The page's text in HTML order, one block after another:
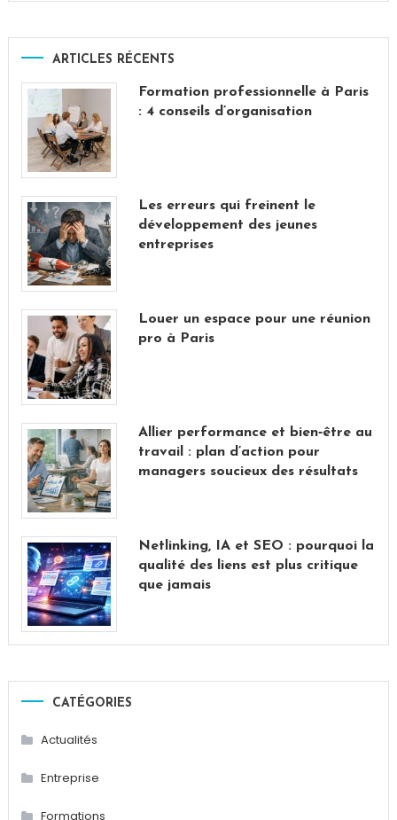
ARTICLES RÉCENTS
Formation professionnelle à Paris
: 4 conseils d’organisation
Les erreurs qui freinent le
développement des jeunes
entreprises
Louer un espace pour une réunion
pro à Paris
Allier performance et bien‑être au
travail : plan d’action pour
managers soucieux des résultats
Netlinking, IA et SEO : pourquoi la
qualité des liens est plus critique
que jamais
CATÉGORIES
Actualités
Entreprise
Formations